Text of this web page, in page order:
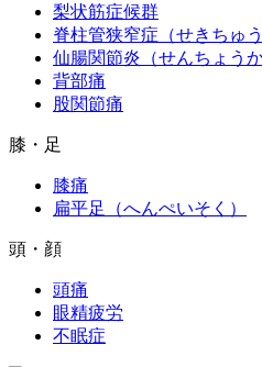
梨状筋症候群
脊柱管狭窄症（せきちゅ
仙腸関節炎（せんちょう
背部痛
股関節痛
膝・足
膝痛
扁平足（へんぺいそく）
頭・顔
頭痛
眼精疲労
不眠症